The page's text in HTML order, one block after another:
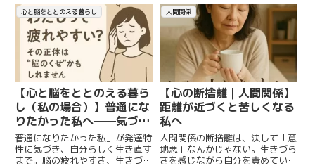
心と脳をととのえる暮らし
【心と脳をととのえる暮ら
し（私の場合）】普通にな
りたかった私へ──気づい
た特性と、これからの生き
方
普通になりたかった私」が発達特
性に気づき、自分らしく生き直す
まで。脳の疲れやすさ、生きづら
人間関係
【心の断捨離｜人間関係】
距離が近づくと苦しくなる
私へ
人間関係の断捨離は、決して「意
地悪」なんかじゃない。生きづら
さを感じながら自分を責めていま